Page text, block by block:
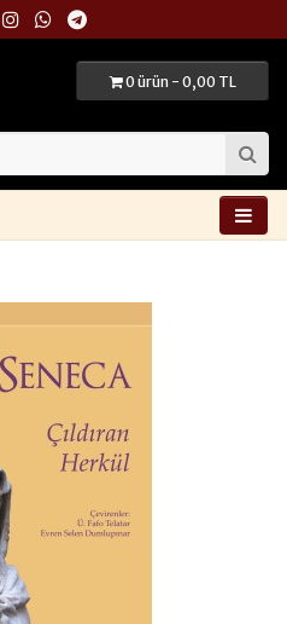
0 ürün - 0,00 TL